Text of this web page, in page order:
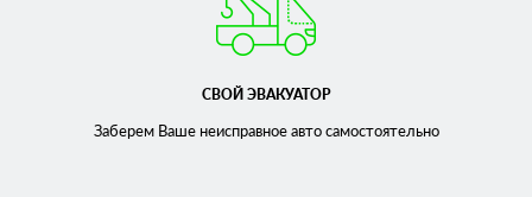
СВОЙ ЭВАКУАТОР
Заберем Ваше неисправноеавто самостоятельно